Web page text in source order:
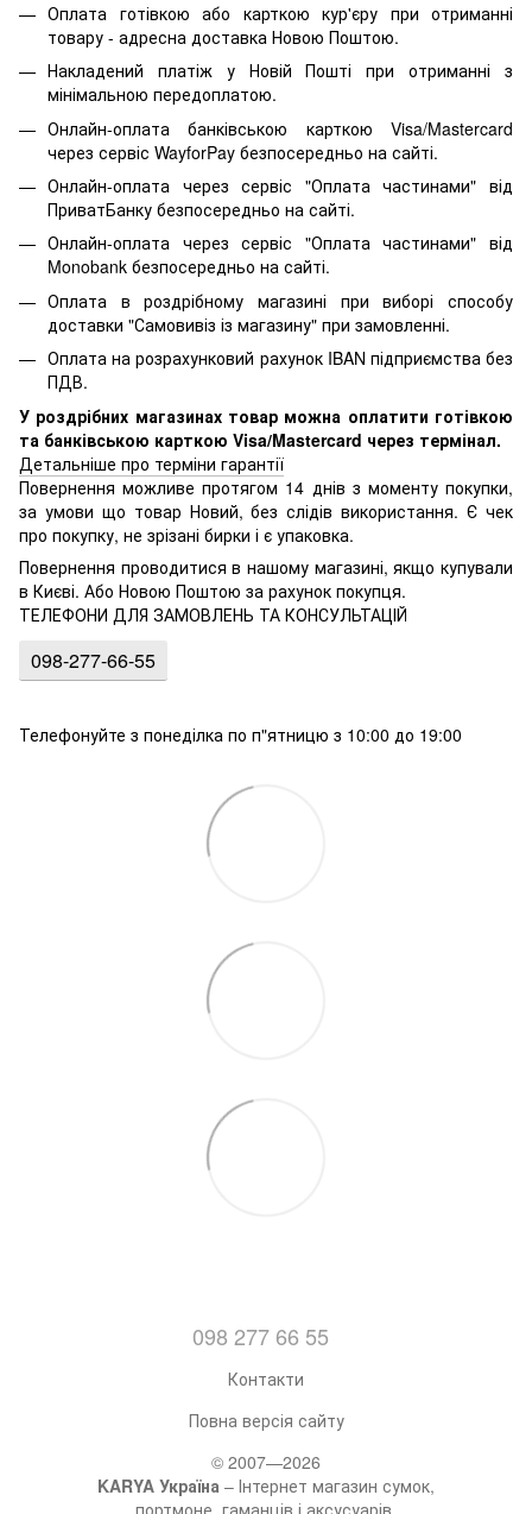
Оплата готівкою або карткою кур'єру при отриманні
товару - адресна доставка Новою Поштою.
Накладений платіж у Новій Пошті при отриманні з
мінімальною передоплатою.
Онлайн-оплата банківською карткою Visa/Mastercard
через сервіс WayforPay безпосередньо на сайті.
Онлайн-оплата через сервіс "Оплата частинами" від
ПриватБанку безпосередньо на сайті.
Онлайн-оплата через сервіс "Оплата частинами" від
Monobank безпосередньо на сайті.
Оплата в роздрібному магазині при виборі способу
доставки "Самовивіз із магазину" при замовленні.
Оплата на розрахунковий рахунок IBAN підприємства без
ПДВ.
У роздрібних магазинах товар можна оплатити готівкою
та банківською карткою Visa/Mastercard через термінал.
Детальніше про терміни гарантії
Повернення можливе протягом 14 днів з моменту покупки,
за умови що товар Новий, без слідів використання. Є чек
про покупку, не зрізані бирки і є упаковка.
Повернення проводитися в нашому магазині, якщо купували
в Києві. Або Новою Поштою за рахунок покупця.
ТЕЛЕФОНИ ДЛЯ ЗАМОВЛЕНЬ ТА КОНСУЛЬТАЦІЙ
098-277-66-55
Телефонуйте з понеділка по п"ятницю з 10:00 до 19:00
098 277 66 55
Контакти
Повна версія сайту
© 2007—2026
KARYA Україна – Інтернет магазин сумок,
портмоне, гаманців і аксусуарів.